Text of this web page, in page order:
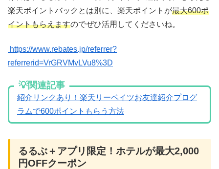
楽天ポイントバックとは別に、楽天ポイントが最大600ポ
イントもらえますのでぜひ活用してくださいね。
https://www.rebates.jp/referrer?
referrerid=VrGRVMvLVu8%3D
💡関連記事
紹介リンクあり！楽天リーベイツお友達紹介プログ
ラムで600ポイントもらう方法
るるぶ＋アプリ限定！ホテルが最大2,000
円OFFクーポン